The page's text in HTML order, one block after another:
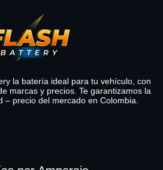
la batería ideal para tu vehículo, con
marcas y precios. Te garantizamos la
– precio del mercado en Colombia.